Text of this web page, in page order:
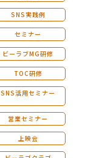
SNS実践例
セミナー
ビーラブMG研修
TOC研修
SNS活用セミナー
営業セミナー
上映会